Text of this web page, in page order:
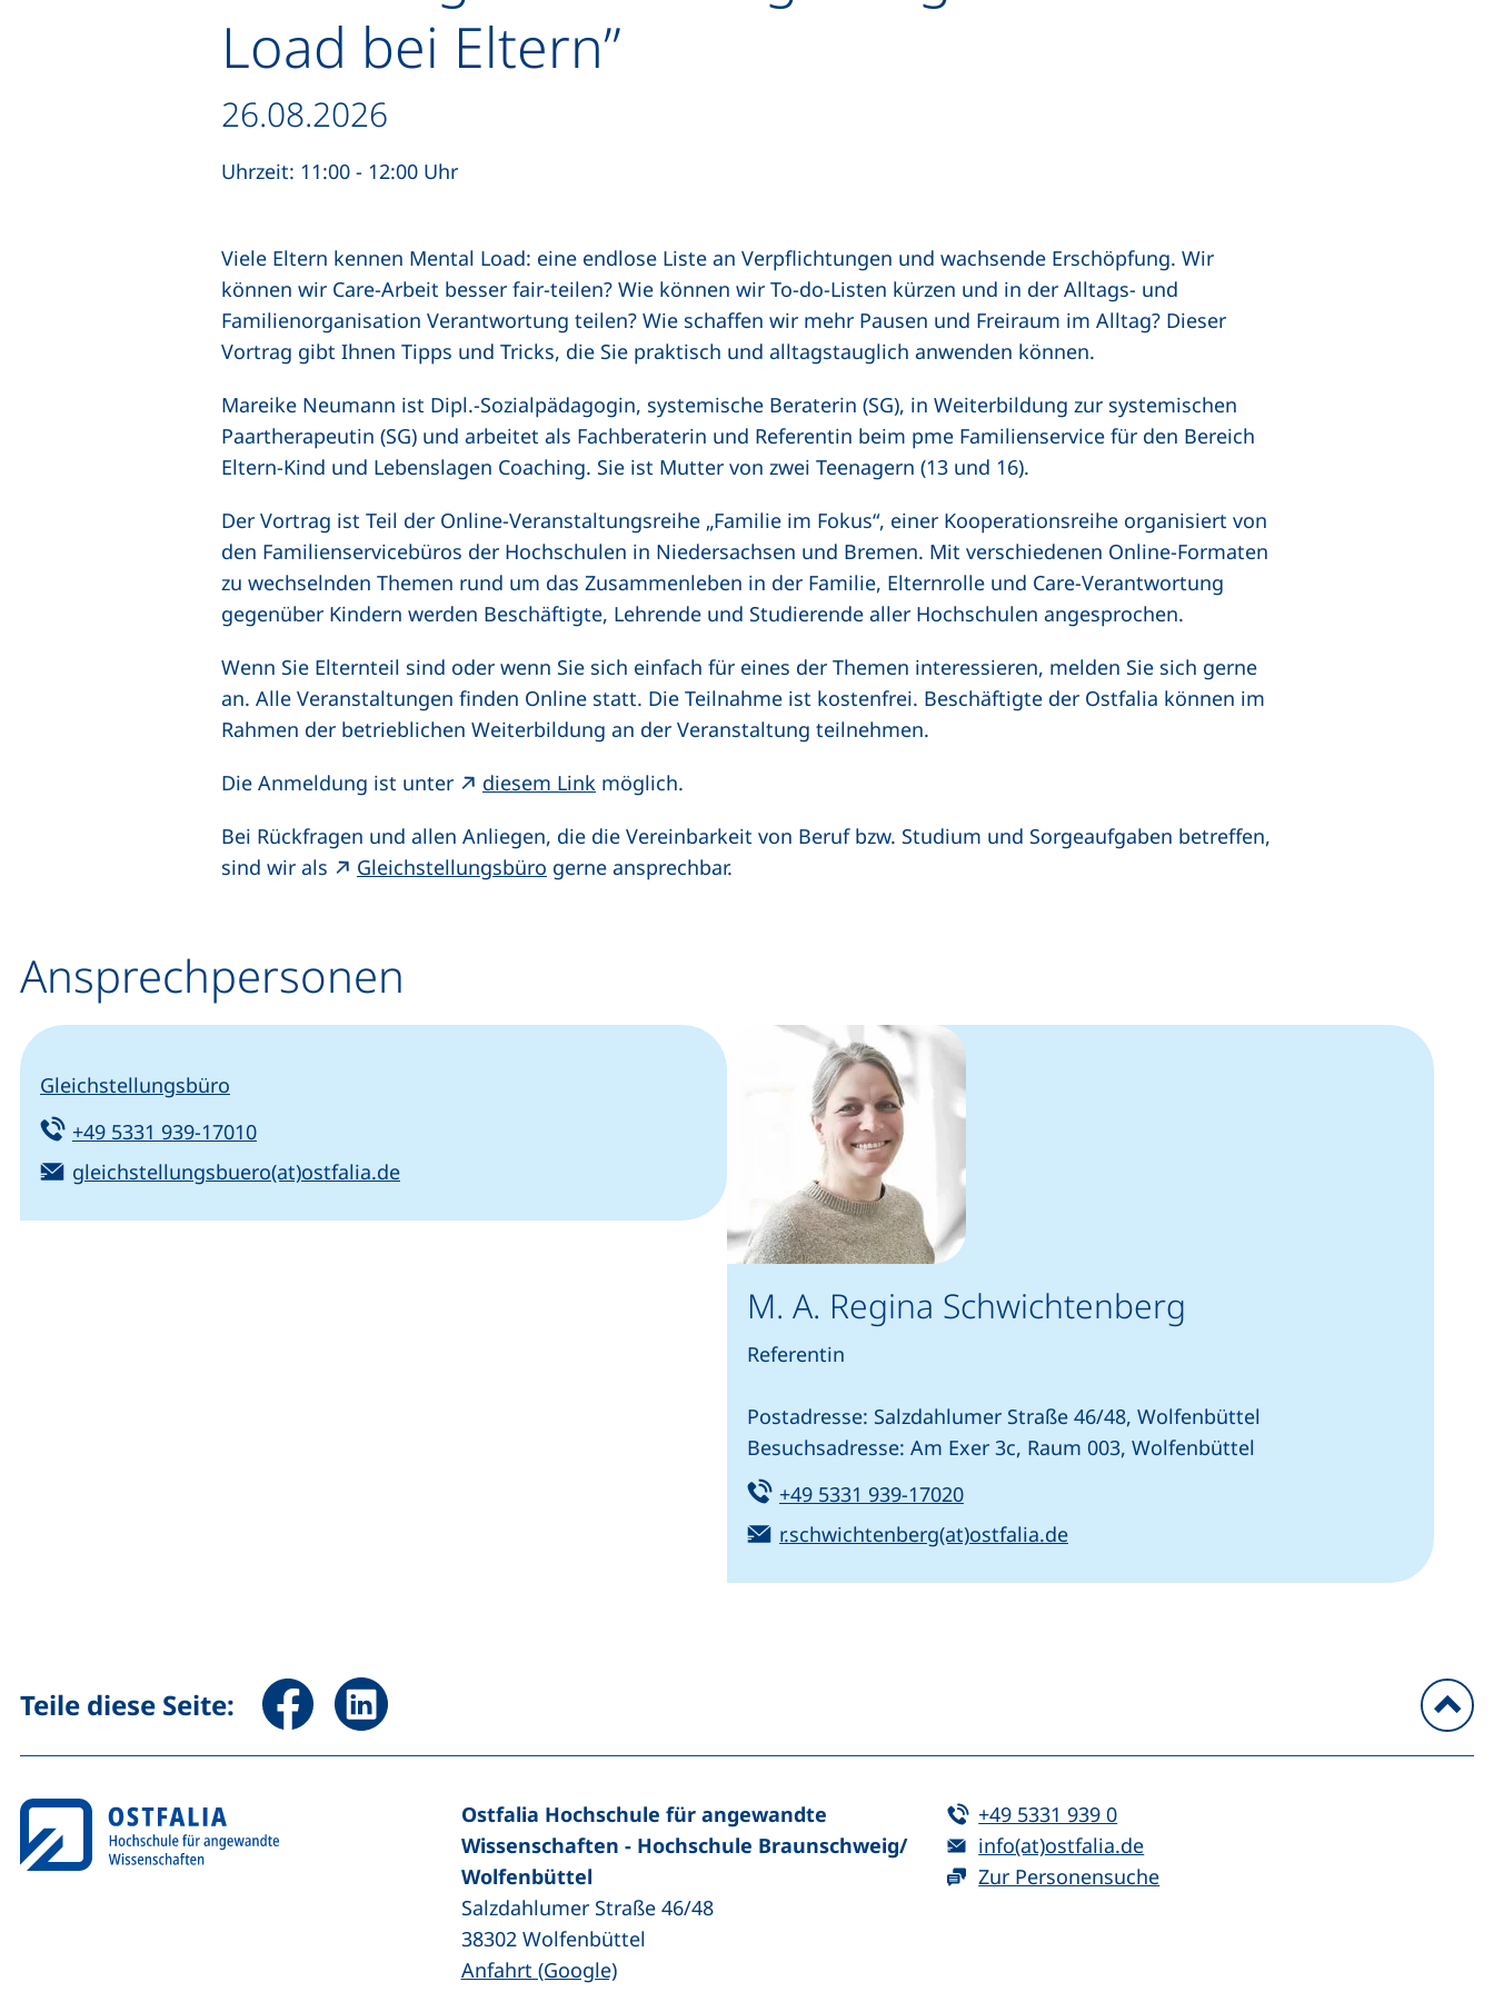
Load bei Eltern”
Datum / Dauer:
26.08.2026
Uhrzeit: 11:00 - 12:00 Uhr
Viele Eltern kennen Mental Load: eine endlose Liste an Verpflichtungen und wachsende Erschöpfung. Wir
können wir Care-Arbeit besser fair-teilen? Wie können wir To-do-Listen kürzen und in der Alltags- und
Familienorganisation Verantwortung teilen? Wie schaffen wir mehr Pausen und Freiraum im Alltag? Dieser
Vortrag gibt Ihnen Tipps und Tricks, die Sie praktisch und alltagstauglich anwenden können.
Mareike Neumann ist Dipl.-Sozialpädagogin, systemische Beraterin (SG), in Weiterbildung zur systemischen
Paartherapeutin (SG) und arbeitet als Fachberaterin und Referentin beim pme Familienservice für den Bereich
Eltern‑Kind und Lebenslagen Coaching. Sie ist Mutter von zwei Teenagern (13 und 16).
Der Vortrag ist Teil der Online-Veranstaltungsreihe „Familie im Fokus“, einer Kooperationsreihe organisiert von
den Familienservicebüros der Hochschulen in Niedersachsen und Bremen. Mit verschiedenen Online-Formaten
zu wechselnden Themen rund um das Zusammenleben in der Familie, Elternrolle und Care-Verantwortung
gegenüber Kindern werden Beschäftigte, Lehrende und Studierende aller Hochschulen angesprochen.
Wenn Sie Elternteil sind oder wenn Sie sich einfach für eines der Themen interessieren, melden Sie sich gerne
an. Alle Veranstaltungen finden Online statt. Die Teilnahme ist kostenfrei. Beschäftigte der Ostfalia können im
Rahmen der betrieblichen Weiterbildung an der Veranstaltung teilnehmen.
Die Anmeldung ist unter
diesem Link (externer Link, öffnet neues Fenster)
möglich.
Bei Rückfragen und allen Anliegen, die die Vereinbarkeit von Beruf bzw. Studium und Sorgeaufgaben betreffen,
sind wir als
Gleichstellungsbüro (externer Link, öffnet neues Fenster)
gerne ansprechbar.
Ansprechpersonen
Gleichstellungsbüro
Tel:
+49 5331 939-17010(startet einen Telefonanruf, wenn Ihr Gerät dies zulässt)
E-Mail:
gleichstellungsbuero(at)ostfalia.de(öffnet Ihr E-Mail-Programm)
M. A. Regina Schwichtenberg
Referentin
Postadresse: Salzdahlumer Straße 46/48, Wolfenbüttel
Besuchsadresse: Am Exer 3c, Raum 003, Wolfenbüttel
Tel:
+49 5331 939-17020(startet einen Telefonanruf, wenn Ihr Gerät dies zulässt)
E-Mail:
r.schwichtenberg(at)ostfalia.de(öffnet Ihr E-Mail-Programm)
Teile diese Seite: Seite über Facebook teilen (externer Link, öffnet neues Fenster)
Seite über LinkedIn teilen (externer Link, öffnet neues Fenster)
Ostfalia Hochschule für angewandte
Wissenschaften - Hochschule Braunschweig/​
Wolfenbüttel
Salzdahlumer Straße 46/48
38302 Wolfenbüttel
Anfahrt (Google)(externer Link, öffnet neues Fenster)
Tel:
+49 5331 939 0(startet einen Telefonanruf, wenn Ihr
E-Mail:
info(at)ostfalia.de(öffnet Ihr E-Mail-Programm)
Zur Personensuche